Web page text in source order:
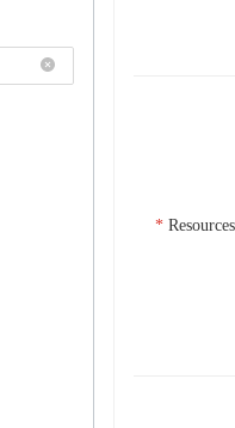
Resources